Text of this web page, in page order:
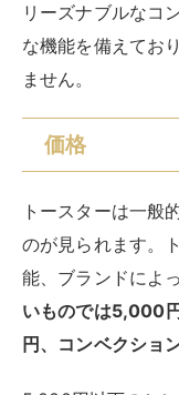
リーズナブルなコ
な機能を備えてお
ません。
価格
トースターは一般
のが見られます。
能、ブランドによ
いものでは5,000
円、コンベクショ